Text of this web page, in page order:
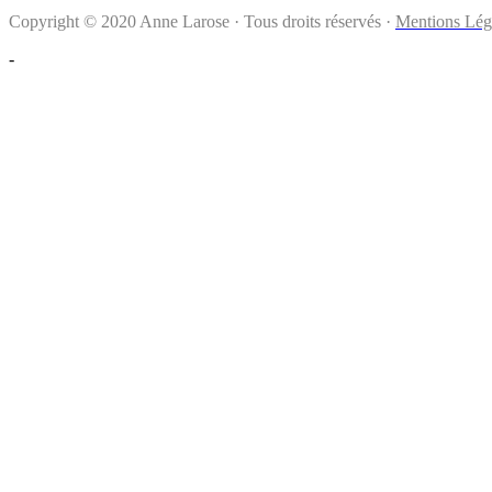
Copyright © 2020 Anne Larose · Tous droits réservés · Mentions
-